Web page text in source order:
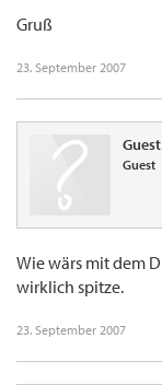
Gruß
23. September 2007
Guest
Guest
Wie wärs mit dem
wirklich spitze.
23. September 2007